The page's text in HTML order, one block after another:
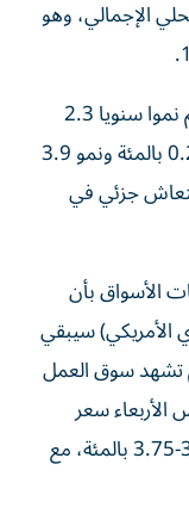
المحلي الإجمالي، وهو
بالمئة. وتراوحت التوقعات بين انكماش 0.2 بالمئة ونمو 3.9
جزئي في
الأسواق بأن
الأمريكي) سيبقي
ربما حتى 2027، ما لم تشهد سوق العمل
الأربعاء سعر
الفائدة القياسي لليلة واحدة ‌في نطاق 3.50-3.75 بالمئة، مع